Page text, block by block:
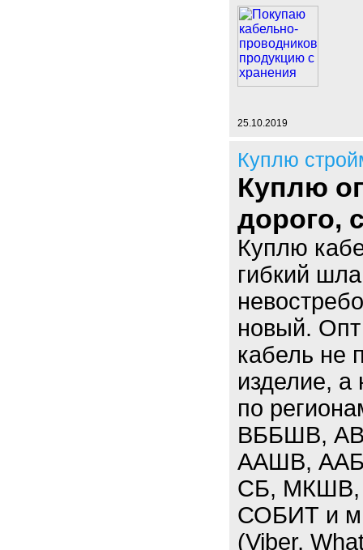
25.10.2019
Куплю
Куплю
дорого,
Куплю
гибкий
новый.
кабель не
изделие,
по
ВББШВ,
ААШВ,
СБ, МКШВ,
СОБИТ и
(Viber,